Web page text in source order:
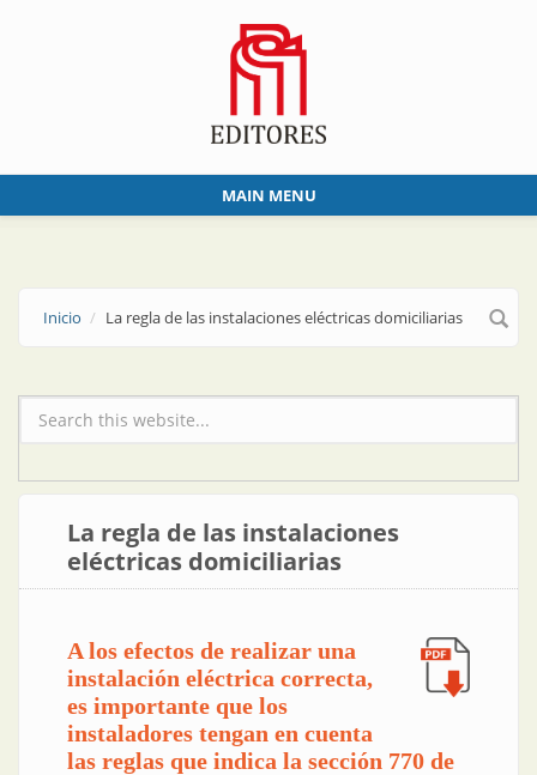
MAIN MENU
Inicio La regla de las instalaciones eléctricas domiciliarias
Formulario de búsqueda
La regla de las instalaciones
eléctricas domiciliarias
A los efectos de realizar una
instalación eléctrica correcta,
es importante que los
instaladores tengan en cuenta
las reglas que indica la sección 770 de